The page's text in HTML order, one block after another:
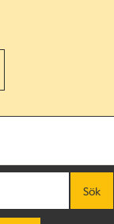
Sök